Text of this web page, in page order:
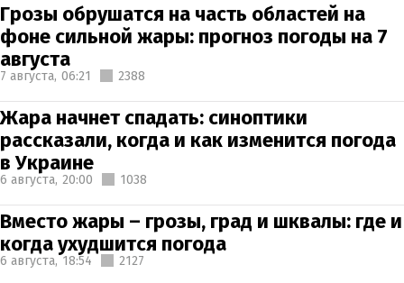
Грозы обрушатся на часть областей на
фоне сильной жары: прогноз погоды на 7
августа
7 августа, 06:21 2388
Жара начнет спадать: синоптики
рассказали, когда и как изменится погода
в Украине
6 августа, 20:00 1038
Вместо жары – грозы, град и шквалы: где и
когда ухудшится погода
6 августа, 18:54 2127